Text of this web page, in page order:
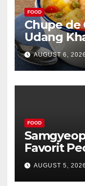
FOOD
Chupe de
Udang
Lezat
AUGUST 6, 2026
FOOD
Favorit
AUGUST 5, 2026